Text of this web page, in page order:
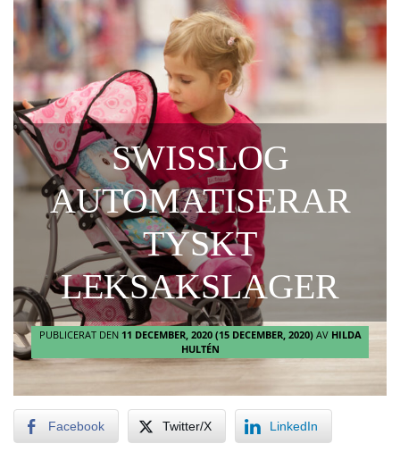
SWISSLOG
AUTOMATISERAR
TYSKT
LEKSAKSLAGER
PUBLICERAT DEN 11 DECEMBER, 2020(15 DECEMBER, 2020) AV HILDA
HULTÉN
Facebook Twitter/X LinkedIn